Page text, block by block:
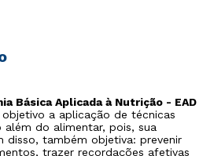
Básica Aplicada à Nutrição - EAD
a aplicação de técnicas
além do alimentar, pois, sua
disso, também objetiva: prevenir
trazer recordações afetivas